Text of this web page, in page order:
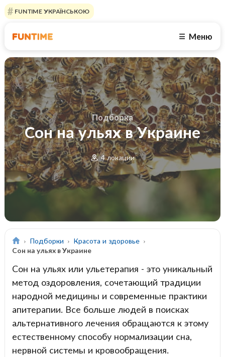
FUNTIME УКРАЇНСЬКОЮ
☰ Меню
Подборка
Сон на ульях в Украине
4 локации
Подборки
Красота и здоровье
Сон на ульях в Украине
Сон на ульях или ульетерапия - это уникальный
метод оздоровления, сочетающий традиции
народной медицины и современные практики
апитерапии. Все больше людей в поисках
альтернативного лечения обращаются к этому
естественному способу нормализации сна,
нервной системы и кровообращения.